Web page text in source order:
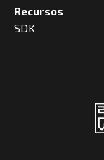
Recursos
SDK